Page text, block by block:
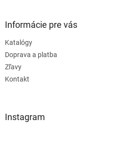
Informácie pre vás
Katalógy
Doprava a platba
Zľavy
Kontakt
Instagram